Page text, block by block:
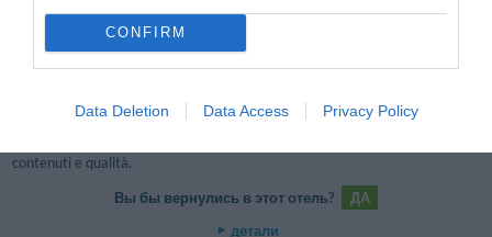
CONFIRM
Data Deletion Data Access Privacy Policy
Италия
Ноябрь 2011
более 35 лет
8.3/10
contenuti e qualità.
Вы бы вернулись в этот отель?
ДА
детали